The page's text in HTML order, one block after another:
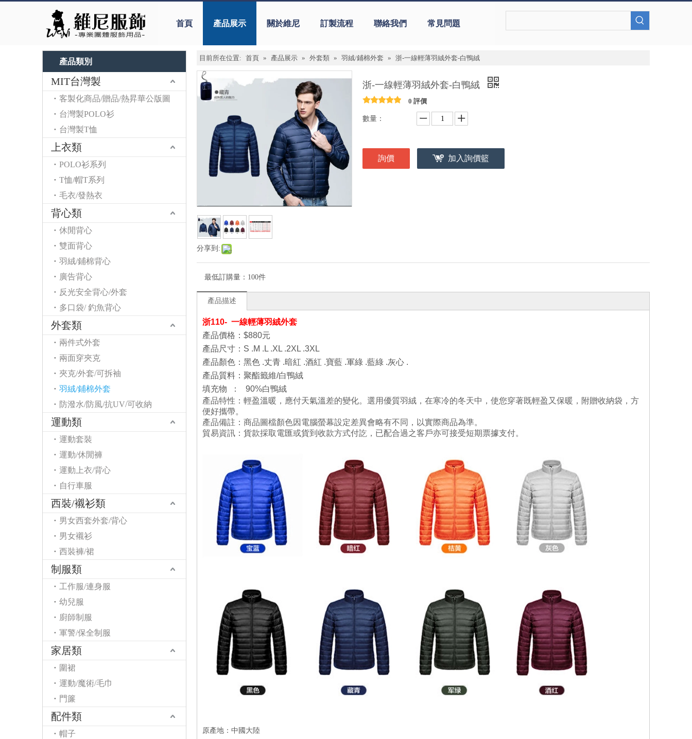
首頁 產品展示 關於維尼 訂製流程 聯絡我們 常見問題
產品類別
MIT台灣製
客製化商品/贈品/熱昇華公版圖
台灣製POLO衫
台灣製T恤
上衣類
POLO衫系列
T恤/帽T系列
毛衣/發熱衣
背心類
休閒背心
雙面背心
羽絨/鋪棉背心
廣告背心
反光安全背心/外套
多口袋/ 釣魚背心
外套類
兩件式外套
兩面穿夾克
夾克/外套/可拆袖
羽絨/鋪棉外套
防潑水/防風/抗UV/可收納
運動類
運動套裝
運動/休閒褲
運動上衣/背心
自行車服
西裝/襯衫類
男女西套外套/背心
男女襯衫
西裝褲/裙
制服類
工作服/連身服
幼兒服
廚師制服
軍警/保全制服
家居類
圍裙
運動/魔術/毛巾
門簾
配件類
帽子
目前所在位置: 首頁 » 產品展示 » 外套類 » 羽絨/鋪棉外套 » 浙-一線輕薄羽絨外套-白鴨絨
分享到:
浙-一線輕薄羽絨外套-白鴨絨
0 評價
數量：
詢價 加入詢價籃
最低訂購量： 100件
產品描述
浙110- 一線輕薄羽絨外套
產品價格：$880元
產品尺寸：S .M .L .XL .2XL .3XL
產品顏色：黑色 .丈青 .暗紅 .酒紅 .寶藍 .軍綠 .藍綠 .灰心 .
產品質料：聚酯籤維/白鴨絨
填充物 ： 90%白鴨絨
產品特性：輕盈溫暖，應付天氣溫差的變化。選用優質羽絨，在寒冷的冬天中，使您穿著既輕盈又保暖，附贈收納袋，方
便好攜帶。
產品備註：商品圖檔顏色因電腦螢幕設定差異會略有不同，以實際商品為準。
貿易資訊：貨款採取電匯或貨到收款方式付訖，已配合過之客戶亦可接受短期票據支付。
原產地：中國大陸